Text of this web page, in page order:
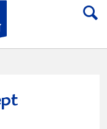
Till Norrmejerier